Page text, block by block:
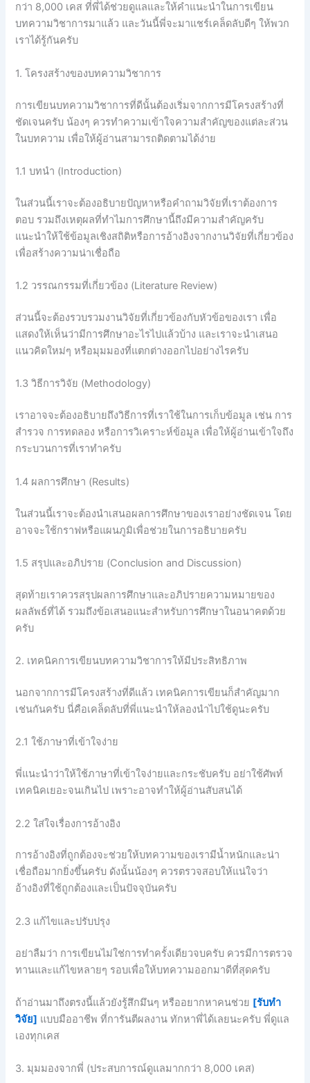
กว่า 8,000 เคส ที่พี่ได้ช่วยดูแลและให้คำแนะนำในการเขียน
บทความวิชาการมาแล้ว และวันนี้พี่จะมาแชร์เคล็ดลับดีๆ ให้พวก
เราได้รู้กันครับ
1. โครงสร้างของบทความวิชาการ
การเขียนบทความวิชาการที่ดีนั้นต้องเริ่มจากการมีโครงสร้างที่
ชัดเจนครับ น้องๆ ควรทำความเข้าใจความสำคัญของแต่ละส่วน
ในบทความ เพื่อให้ผู้อ่านสามารถติดตามได้ง่าย
1.1 บทนำ (Introduction)
ในส่วนนี้เราจะต้องอธิบายปัญหาหรือคำถามวิจัยที่เราต้องการ
ตอบ รวมถึงเหตุผลที่ทำไมการศึกษานี้ถึงมีความสำคัญครับ
แนะนำให้ใช้ข้อมูลเชิงสถิติหรือการอ้างอิงจากงานวิจัยที่เกี่ยวข้อง
เพื่อสร้างความน่าเชื่อถือ
1.2 วรรณกรรมที่เกี่ยวข้อง (Literature Review)
ส่วนนี้จะต้องรวบรวมงานวิจัยที่เกี่ยวข้องกับหัวข้อของเรา เพื่อ
แสดงให้เห็นว่ามีการศึกษาอะไรไปแล้วบ้าง และเราจะนำเสนอ
แนวคิดใหม่ๆ หรือมุมมองที่แตกต่างออกไปอย่างไรครับ
1.3 วิธีการวิจัย (Methodology)
เราอาจจะต้องอธิบายถึงวิธีการที่เราใช้ในการเก็บข้อมูล เช่น การ
สำรวจ การทดลอง หรือการวิเคราะห์ข้อมูล เพื่อให้ผู้อ่านเข้าใจถึง
กระบวนการที่เราทำครับ
1.4 ผลการศึกษา (Results)
ในส่วนนี้เราจะต้องนำเสนอผลการศึกษาของเราอย่างชัดเจน โดย
อาจจะใช้กราฟหรือแผนภูมิเพื่อช่วยในการอธิบายครับ
1.5 สรุปและอภิปราย (Conclusion and Discussion)
สุดท้ายเราควรสรุปผลการศึกษาและอภิปรายความหมายของ
ผลลัพธ์ที่ได้ รวมถึงข้อเสนอแนะสำหรับการศึกษาในอนาคตด้วย
ครับ
2. เทคนิคการเขียนบทความวิชาการให้มีประสิทธิภาพ
นอกจากการมีโครงสร้างที่ดีแล้ว เทคนิคการเขียนก็สำคัญมาก
เช่นกันครับ นี่คือเคล็ดลับที่พี่แนะนำให้ลองนำไปใช้ดูนะครับ
2.1 ใช้ภาษาที่เข้าใจง่าย
พี่แนะนำว่าให้ใช้ภาษาที่เข้าใจง่ายและกระชับครับ อย่าใช้ศัพท์
เทคนิคเยอะจนเกินไป เพราะอาจทำให้ผู้อ่านสับสนได้
2.2 ใส่ใจเรื่องการอ้างอิง
การอ้างอิงที่ถูกต้องจะช่วยให้บทความของเรามีน้ำหนักและน่า
เชื่อถือมากยิ่งขึ้นครับ ดังนั้นน้องๆ ควรตรวจสอบให้แน่ใจว่า
อ้างอิงที่ใช้ถูกต้องและเป็นปัจจุบันครับ
2.3 แก้ไขและปรับปรุง
อย่าลืมว่า การเขียนไม่ใช่การทำครั้งเดียวจบครับ ควรมีการตรวจ
ทานและแก้ไขหลายๆ รอบเพื่อให้บทความออกมาดีที่สุดครับ
ถ้าอ่านมาถึงตรงนี้แล้วยังรู้สึกมึนๆ หรืออยากหาคนช่วย [รับทำ
วิจัย] แบบมืออาชีพ ที่การันตีผลงาน ทักหาพี่ได้เลยนะครับ พี่ดูแล
เองทุกเคส
3. มุมมองจากพี่ (ประสบการณ์ดูแลมากกว่า 8,000 เคส)